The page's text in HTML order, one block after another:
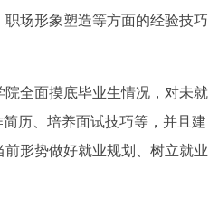
场形象塑造等方面的经验技巧
全面摸底毕业生情况，对未就
历、培养面试技巧等，并且建
形势做好就业规划、树立就业